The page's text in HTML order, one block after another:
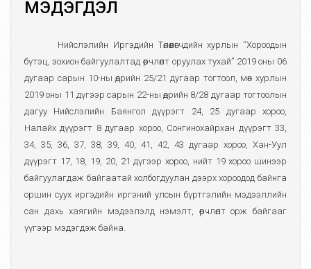
МЭДЭГДЭЛ
Нийслэлийн Иргэдийн Төлөөлөгчдийн хурлын “Хороодын
бүтэц, зохион байгуулалтад өөрчлөлт оруулах тухай” 2019 оны 06
дугаар сарын 10-ны өдрийн 25/21 дугаар тогтоол, мөн хурлын
2019 оны 11 дүгээр сарын 22-ны өдрийн 8/28 дугаар тогтоолын
дагуу Нийслэлийн Баянгол дүүрэгт 24, 25 дугаар хороо,
Налайх дүүрэгт 8 дугаар хороо, Сонгинохайрхан дүүрэгт 33,
34, 35, 36, 37, 38, 39, 40, 41, 42, 43 дугаар хороо, Хан-Уул
дүүрэгт 17, 18, 19, 20, 21 дүгээр хороо, нийт 19 хороо шинээр
байгуулагдаж байгаатай холбогдуулан дээрх хороодод байнга
оршин суух иргэдийн иргэний улсын бүртгэлийн мэдээллийн
сан дахь хаягийн мэдээлэлд нэмэлт, өөрчлөлт орж байгааг
үүгээр мэдэгдэж байна.